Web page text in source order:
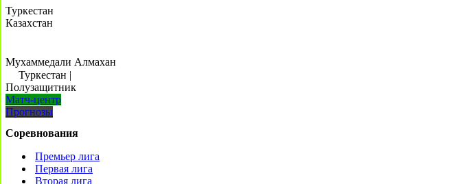
Туркестан
Казахстан
Мухаммедали Алмахан
Туркестан |
Полузащитник
Матч-центр
Прогнозы
Соревнования
Премьер лига
Первая лига
Вторая лига